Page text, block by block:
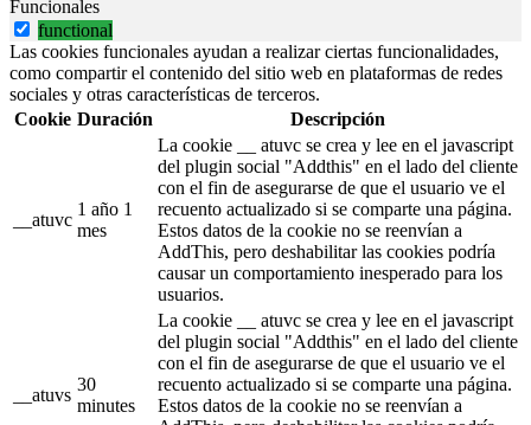
Funcionales
functional
Las cookies funcionales ayudan a realizar ciertas funcionalidades,
como compartir el contenido del sitio web en plataformas de redes
sociales y otras características de terceros.
Cookie Duración Descripción
__atuvc
1 año 1
mes
La cookie __ atuvc se crea y lee en el javascript
del plugin social "Addthis" en el lado del cliente
con el fin de asegurarse de que el usuario ve el
recuento actualizado si se comparte una página.
Estos datos de la cookie no se reenvían a
AddThis, pero deshabilitar las cookies podría
causar un comportamiento inesperado para los
usuarios.
__atuvs
30
minutes
La cookie __ atuvc se crea y lee en el javascript
del plugin social "Addthis" en el lado del cliente
con el fin de asegurarse de que el usuario ve el
recuento actualizado si se comparte una página.
Estos datos de la cookie no se reenvían a